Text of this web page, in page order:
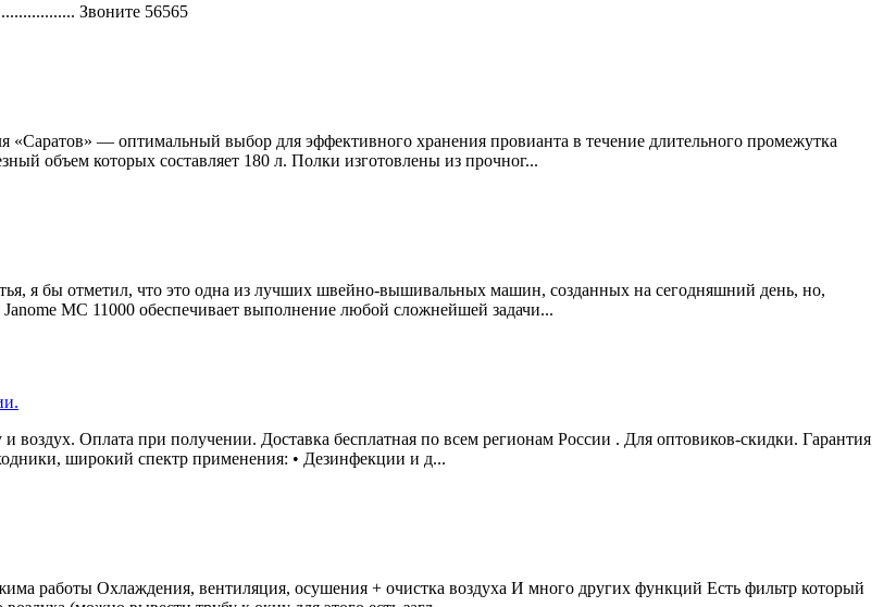
Звоните 56565
— оптимальный выбор для эффективного хранения провианта в течение длительного промежутка
объем которых составляет 180 л. Полки изготовлены из прочног...
я бы отметил, что это одна из лучших швейно-вышивальных машин, созданных на сегодняшний день, но,
MС 11000 обеспечивает выполнение любой сложнейшей задачи...
Оплата при получении. Доставка бесплатная по всем регионам России . Для оптовиков-скидки. Гарантия
широкий спектр применения: • Дезинфекции и д...
работы Охлаждения, вентиляция, осушения + очистка воздуха И много других функций Есть фильтр который